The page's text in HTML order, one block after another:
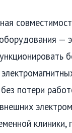
—
потери
клиники,